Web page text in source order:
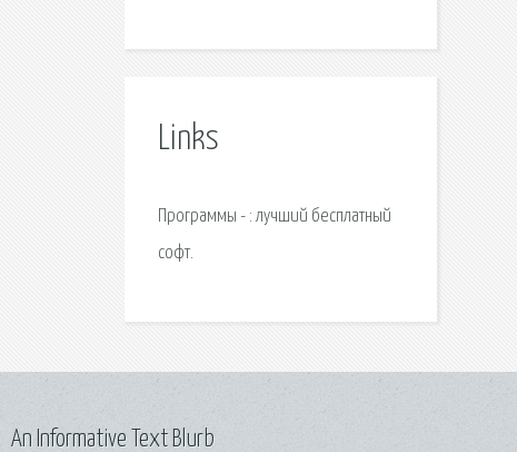
Links
Программы - : лучший бесплатный
софт.
An Informative Text Blurb